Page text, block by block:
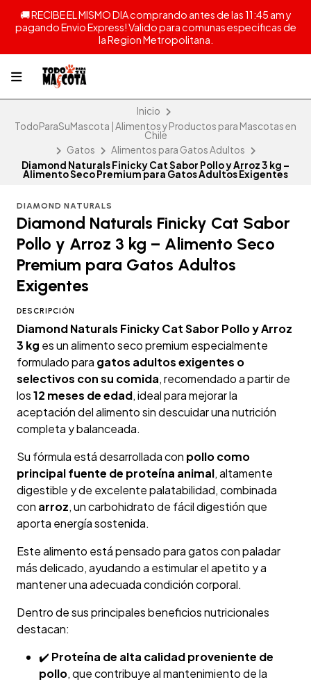
🚚 RECIBE EL MISMO DIA comprando antes de las 11:45 am y
pagando Envio Express! Valido para comunas especificas de
la Region Metropolitana.
Inicio
TodoParaSuMascota | Alimentos y Productos para Mascotas en
Chile
Gatos
Alimentos para Gatos Adultos
Diamond Naturals Finicky Cat Sabor Pollo y Arroz 3 kg –
Alimento Seco Premium para Gatos Adultos Exigentes
DIAMOND NATURALS
Diamond Naturals Finicky Cat Sabor
Pollo y Arroz 3 kg – Alimento Seco
Premium para Gatos Adultos
Exigentes
DESCRIPCIÓN
Diamond Naturals Finicky Cat Sabor Pollo y Arroz
3 kg es un alimento seco premium especialmente
formulado para gatos adultos exigentes o
selectivos con su comida, recomendado a partir de
los12 meses de edad, ideal para mejorar la
aceptación del alimento sin descuidar una nutrición
completa y balanceada.
Su fórmula está desarrollada con pollo como
principal fuente de proteína animal, altamente
digestible y de excelente palatabilidad, combinada
con arroz, un carbohidrato de fácil digestión que
aporta energía sostenida.
Este alimento está pensado para gatos con paladar
más delicado, ayudando a estimular el apetito y a
mantener una adecuada condición corporal.
Dentro de sus principales beneficios nutricionales
destacan:
✔️ Proteína de alta calidad proveniente de
pollo, que contribuye al mantenimiento de la